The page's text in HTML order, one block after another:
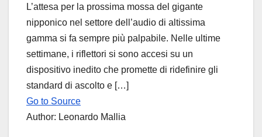
L’attesa per la prossima mossa del gigante
nipponico nel settore dell’audio di altissima
gamma si fa sempre più palpabile. Nelle ultime
settimane, i riflettori si sono accesi su un
dispositivo inedito che promette di ridefinire gli
standard di ascolto e […]
Go to Source
Author: Leonardo Mallia